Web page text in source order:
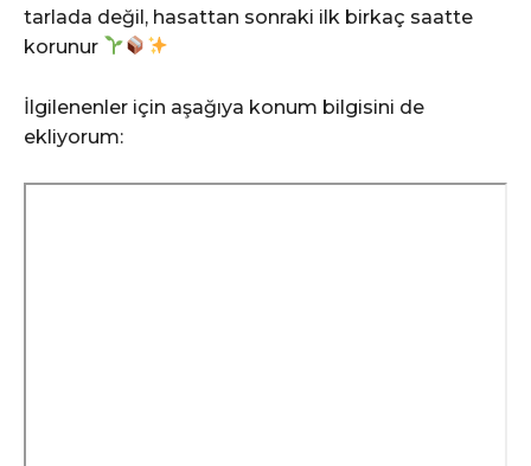
tarlada değil, hasattan sonraki ilk birkaç saatte
korunur
İlgilenenler için aşağıya konum bilgisini de
ekliyorum: